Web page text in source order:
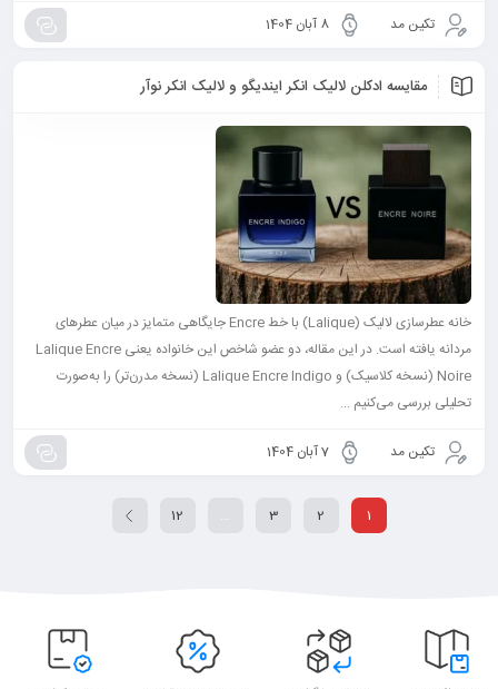
تکین مد 8 آبان 1404
مقایسه ادکلن لالیک انکر ایندیگو و لالیک انکر نوآر
خانه عطرسازی لالیک (Lalique) با خط Encre جایگاهی متمایز در میان عطرهای
مردانه یافته است. در این مقاله، دو عضو شاخص این خانواده یعنی Lalique Encre
Noire (نسخه کلاسیک) و Lalique Encre Indigo (نسخه مدرن‌تر) را به‌صورت
تحلیلی بررسی می‌کنیم ...
تکین مد 7 آبان 1404
1
2
3
…
12